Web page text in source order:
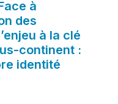
à
des
à la clé
continent :
identité